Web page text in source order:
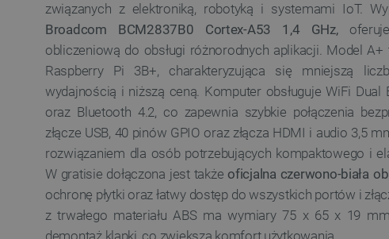
związanych z elektroniką, robotyką i systemami IoT.
Broadcom BCM2837B0 Cortex-A53
1,4 GHz,oferuje
obliczeniową do obsługi różnorodnych aplikacji. Model
Raspberry Pi 3B+, charakteryzująca się mniejszą
wydajnością i niższą ceną. Komputer obsługuje WiFi Dual
oraz Bluetooth 4.2, co zapewnia szybkie połączenia
złącze USB, 40 pinów GPIO oraz złącza HDMI i audio 3,5
rozwiązaniem dla osób potrzebujących kompaktowego i
W gratisie dołączona jest także oficjalna czerwono-biała
ochronę płytki oraz łatwy dostęp do wszystkich portów i
z trwałego materiału ABS ma wymiary 75 x 65 x 19
demontaż klapki, co zwiększa komfort użytkowania.